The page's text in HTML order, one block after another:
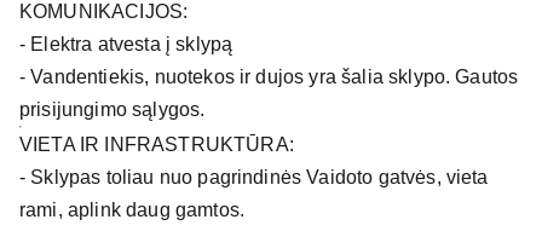
KOMUNIKACIJOS:
- Elektra atvesta į sklypą
- Vandentiekis, nuotekos ir dujos yra šalia sklypo. Gautos
prisijungimo sąlygos.
VIETA IR INFRASTRUKTŪRA:
- Sklypas toliau nuo pagrindinės Vaidoto gatvės, vieta
rami, aplink daug gamtos.